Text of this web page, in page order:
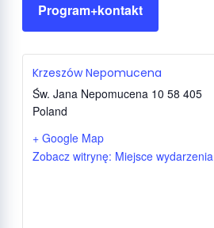
Program+kontakt
Krzeszów Nepomucena
Św. Jana Nepomucena 10 58 405
Poland
+ Google Map
Zobacz witrynę: Miejsce wydarzenia